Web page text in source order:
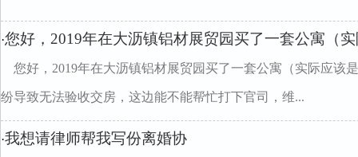
·您好，2019年在大沥镇铝材展贸园买了一套公寓（
您好，2019年在大沥镇铝材展贸园买了一套公寓（实际应该
纷导致无法验收交房，这边能不能帮忙打下官司，维...
·我想请律师帮我写份离婚协